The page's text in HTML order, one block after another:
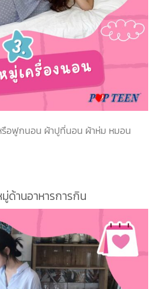
ฟูกนอน ผ้าปูที่นอน ผ้าห่ม หมอน
ด้านอาหารการกิน